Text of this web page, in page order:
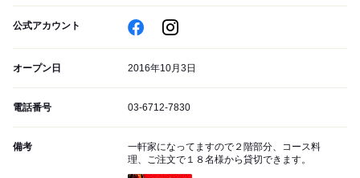
公式アカウント
オープン日 2016年10月3日
電話番号 03-6712-7830
備考
一軒家になってますので２階部分、コース料
理、ご注文で１８名様から貸切できます。